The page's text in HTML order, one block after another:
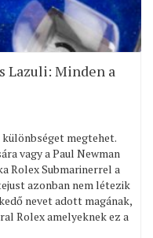
Lazuli: Minden a
megtehet.
vagy a Paul Newman
Rolex Submarinerrel a
azonban nem létezik
nevet adott magának,
Rolex amelyeknek ez a